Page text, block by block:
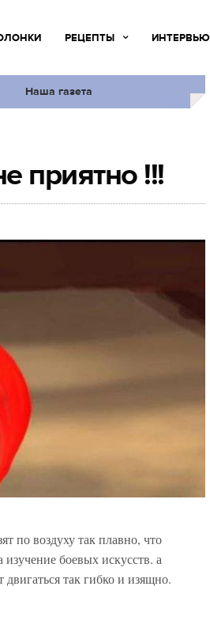
РЕЦЕПТЫ ИНТЕРВЬЮ
Наша газета
приятно !!!
по воздуху так плавно, что
боевых искусств. а
так гибко и изящно.